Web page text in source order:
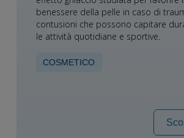
benessere della pelle in caso di
contusioni che possono capitare
le attività quotidiane e sportive.
COSMETICO